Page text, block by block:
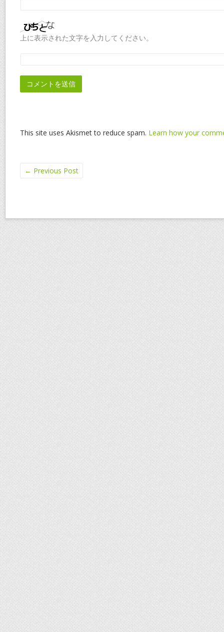
上に表示された文字を入力してください。
This site uses Akismet to reduce spam. Learn how your
← Previous Post